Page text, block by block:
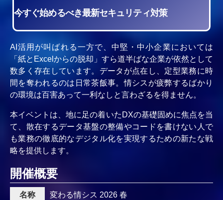
今すぐ始めるべき最新セキュリティ対策
AI活用が叫ばれる一方で、中堅・中小企業においては
「紙とExcelからの脱却」すら道半ばな企業が依然として
数多く存在しています。データが点在し、定型業務に時
間を奪われるのは日常茶飯事。情シスが疲弊するばかり
の環境は百害あって一利なしと言わざるを得ません。
本イベントは、地に足の着いたDXの基礎固めに焦点を当
て、散在するデータ基盤の整備やコードを書けない人で
も業務の徹底的なデジタル化を実現するための新たな戦
略を提供します。
開催概要
名称
変わる情シス 2026 春